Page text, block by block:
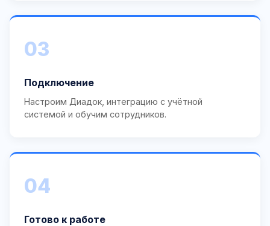
03
Подключение
Настроим Диадок, интеграцию с учётной
системой и обучим сотрудников.
04
Готово к работе